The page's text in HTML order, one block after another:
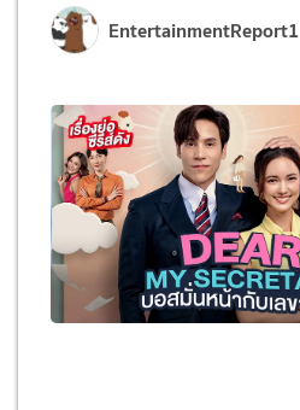
EntertainmentReport1